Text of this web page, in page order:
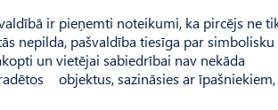
ir pieņemti noteikumi, ka pircējs ne
nepilda, paš­valdība tiesīga par simbolisku
un vietējai sabiedrībai nav nekāda
objektus, sazināsies ar īpašniekiem,